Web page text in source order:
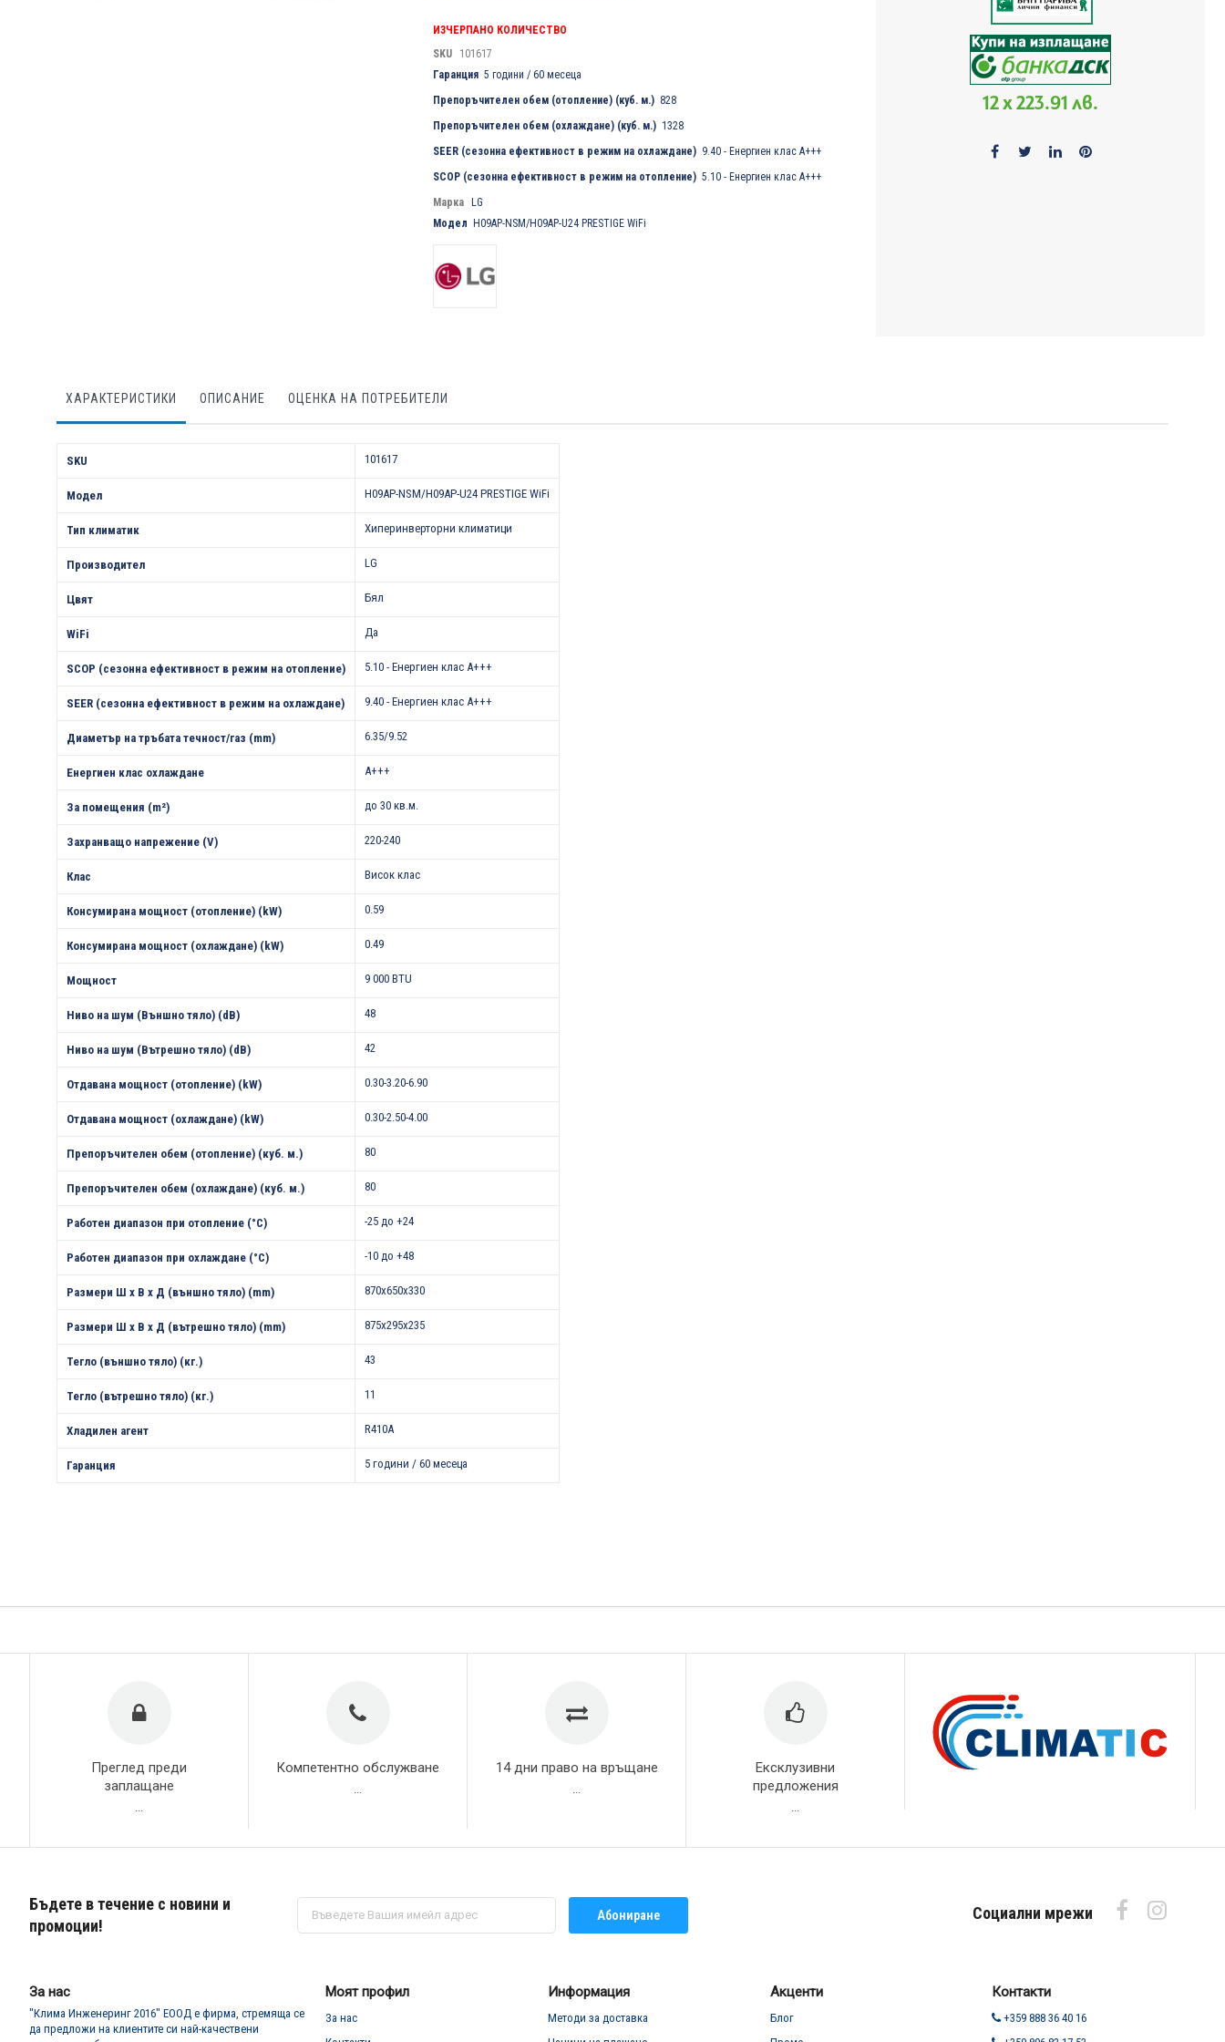
ИЗЧЕРПАНО КОЛИЧЕСТВО
SKU
101617
Гаранция 5 години / 60 месеца
Препоръчителен обем (отопление) (куб. м.) 828
Препоръчителен обем (охлаждане) (куб. м.) 1328
SEER (сезонна ефективност в режим на охлаждане) 9.40 - Енергиен клас A+++
SCOP (сезонна ефективност в режим на отопление) 5.10 - Енергиен клас А+++
Марка LG
Модел H09AP-NSM/H09AP-U24 PRESTIGE WiFi
12 x 223.91 лв.
ХАРАКТЕРИСТИКИ ОПИСАНИЕ ОЦЕНКА НА ПОТРЕБИТЕЛИ
SKU
101617
Модел H09AP-NSM/H09AP-U24 PRESTIGE WiFi
Тип климатик Хиперинверторни климатици
Производител LG
Цвят Бял
WiFi Да
SCOP (сезонна ефективност в режим на отопление) 5.10 - Енергиен клас А+++
SEER (сезонна ефективност в режим на охлаждане) 9.40 - Енергиен клас A+++
Диаметър на тръбата течност/газ (mm) 6.35/9.52
Енергиен клас охлаждане A+++
За помещения (m²) до 30 кв.м.
Захранващо напрежение (V) 220-240
Клас Висок клас
Консумирана мощност (отопление) (kW) 0.59
Консумирана мощност (охлаждане) (kW) 0.49
Мощност 9 000 BTU
Ниво на шум (Външно тяло) (dB) 48
Ниво на шум (Вътрешно тяло) (dB) 42
Отдавана мощност (отопление) (kW) 0.30-3.20-6.90
Отдавана мощност (охлаждане) (kW) 0.30-2.50-4.00
Препоръчителен обем (отопление) (куб. м.) 80
Препоръчителен обем (охлаждане) (куб. м.) 80
Работен диапазон при отопление (°С) -25 до +24
Работен диапазон при охлаждане (°С) -10 до +48
Размери Ш х В х Д (външно тяло) (mm) 870x650x330
Размери Ш х В х Д (вътрешно тяло) (mm) 875x295x235
Тегло (външно тяло) (кг.) 43
Тегло (вътрешно тяло) (кг.) 11
Хладилен агент R410A
Гаранция 5 години / 60 месеца
Преглед преди
заплащане
Компетентно обслужване 14 дни право на връщане
Ексклузивни
предложения
Бъдете в течение с новини и
промоции!
Абонирай
за
Абониране Социални мрежи
За нас
"Клима Инженеринг 2016" ЕООД е фирма, стремяща се
да предложи на клиентите си най-качествени
Моят профил
За нас
Информация
Методи за доставка
Акценти
Блог
Контакти
+359 888 36 40 16